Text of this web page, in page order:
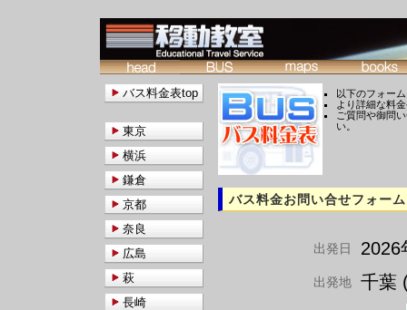
以下のフォー
より詳細な料
ご質問や御問
い。
バス料金お問い合せフォーム
出発日 2026
出発地 千葉
バス料金表top
東京
横浜
鎌倉
京都
奈良
広島
萩
長崎